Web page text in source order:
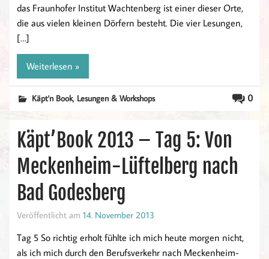
das Fraunhofer Institut Wachtenberg ist einer dieser Orte,
die aus vielen kleinen Dörfern besteht. Die vier Lesungen,
[…]
Weiterlesen »
0
Käpt'n Book, Lesungen & Workshops
Käpt’Book 2013 – Tag 5: Von
Meckenheim-Lüftelberg nach
Bad Godesberg
Veröffentlicht am 14. November 2013
Tag 5 So richtig erholt fühlte ich mich heute morgen nicht,
als ich mich durch den Berufsverkehr nach Meckenheim-